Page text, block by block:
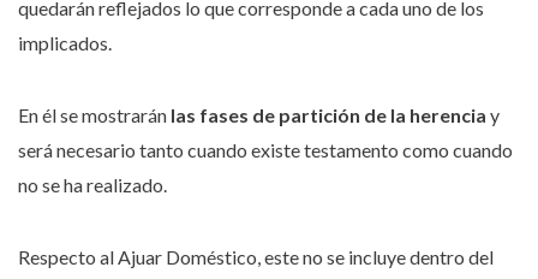
quedarán reflejados lo que corresponde a cada uno de los
implicados.
En él se mostrarán las fases de partición de la herencia y
será necesario tanto cuando existe testamento como cuando
no se ha realizado.
Respecto al Ajuar Doméstico, este no se incluye dentro del